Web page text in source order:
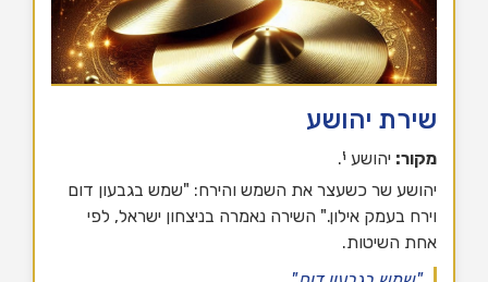
שירת יהושע
מקור:יהושע י'.
יהושע שר כשעצר את השמש והירח: "שמש בגבעון דום
וירח בעמק אילון." השירה נאמרה בניצחון ישראל, לפי
אחת השיטות.